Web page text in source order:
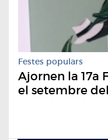
Festes populars
Ajornen la 17a
el setembre